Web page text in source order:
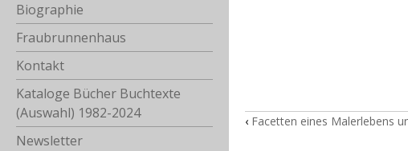
Biographie
Fraubrunnenhaus
Kontakt
Kataloge Bücher Buchtexte
(Auswahl) 1982-2024
Newsletter
‹ Facetten eines Malerlebens